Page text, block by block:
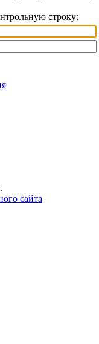
строку:
сайта